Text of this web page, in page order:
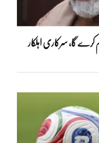
کرے گا، سرکاری اہلکار